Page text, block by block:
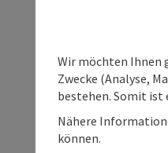
Wir möchten Ihnen
Zwecke (Analyse,
bestehen. Somit ist
Nähere
können.